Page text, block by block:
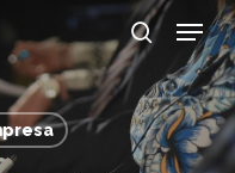
search
Menu
Close
Menu